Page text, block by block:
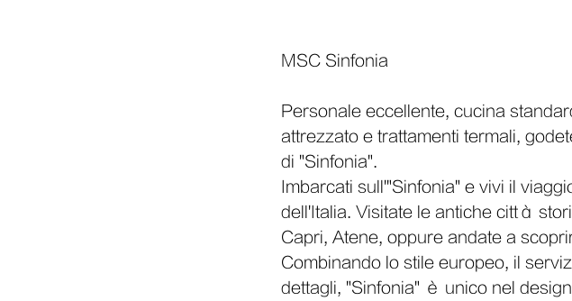
MSC Sinfonia
Personale eccellente, cucina
attrezzato e trattamenti termali,
di "Sinfonia".
Imbarcati sull'"Sinfonia" e vivi il
dell'Italia. Visitate le antiche città
Capri, Atene, oppure andate a
Combinando lo stile europeo, il
dettagli, "Sinfonia" è unico nel